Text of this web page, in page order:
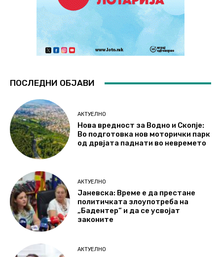
ПОСЛЕДНИ ОБЈАВИ
АКТУЕЛНО
Нова вредност за Водно и Скопје:
Во подготовка нов моторички парк
од дрвјата паднати во невремето
АКТУЕЛНО
Јаневска: Време е да престане
политичката злоупотреба на
„Бадентер“ и да се усвојат
законите
АКТУЕЛНО